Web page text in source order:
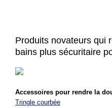
Produits novateurs qui
bains plus sécuritaire
Accessoires pour rendre la
Tringle courbée